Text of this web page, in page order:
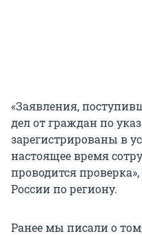
«Заявления,
дел от граждан по
зарегистрированы в
настоящее время
проводится
России по региону.
Ранее мы писали о